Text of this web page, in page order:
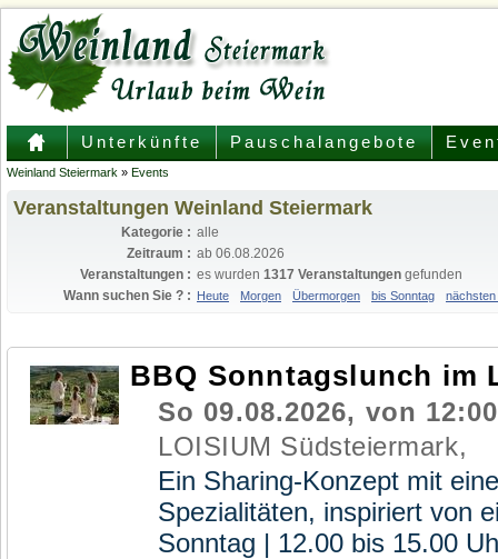
Unterkünfte Pauschalangebote
Weinland Steiermark » Events
Veranstaltungen Weinland Steiermark
Kategorie : alle
Zeitraum : ab 06.08.2026
Veranstaltungen : es wurden 1317 Veranstaltungen gefunden
Wann suchen Sie ? : Heute Morgen Übermorgen bis Sonntag nächsten
BBQ Sonntagslunch im
So 09.08.2026, von
LOISIUM Südsteiermark,
Ein Sharing-Konzept mit
Spezialitäten, inspiriert von
Sonntag | 12.00 bis 15.00